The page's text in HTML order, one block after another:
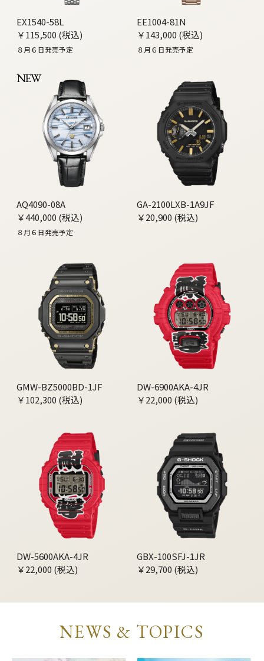
EX1540-58L
￥115,500 (税込)
８月６日発売予定
EE1004-81N
￥143,000 (税込)
８月６日発売予定
NEW
AQ4090-08A
￥440,000 (税込)
８月６日発売予定
GA-2100LXB-1A9JF
￥20,900 (税込)
GMW-BZ5000BD-1JF
￥102,300 (税込)
DW-6900AKA-4JR
￥22,000 (税込)
DW-5600AKA-4JR
￥22,000 (税込)
GBX-100SFJ-1JR
￥29,700 (税込)
NEWS & TOPICS